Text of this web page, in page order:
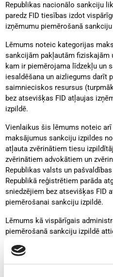
Republikas nacionālo sankciju
paredz FID tiesības izdot
izņēmumu piemērošanā
Lēmums noteic kategorijas
sankcijām pakļautām fiziskajām
kam ir piemērojama līdzekļu un
iesaldēšana un aizliegums darīt
saimnieciskos resursus
bez atsevišķas FID atļaujas
izpildē.
Vienlaikus šis lēmums noteic
maksājumus sankciju izpildes
atļauta zvērinātiem tiesu
zvērinātiem advokātiem un
Republikas valsts un
Republikā reģistrētiem parāda
sniedzējiem bez atsevišķas FID
piemērošanai sankciju izpildē.
Lēmums kā vispārīgais
piemērošanā sankciju izpildē
atļaujot veikt noteiktus
uzskatāms par tiesisko pamatu